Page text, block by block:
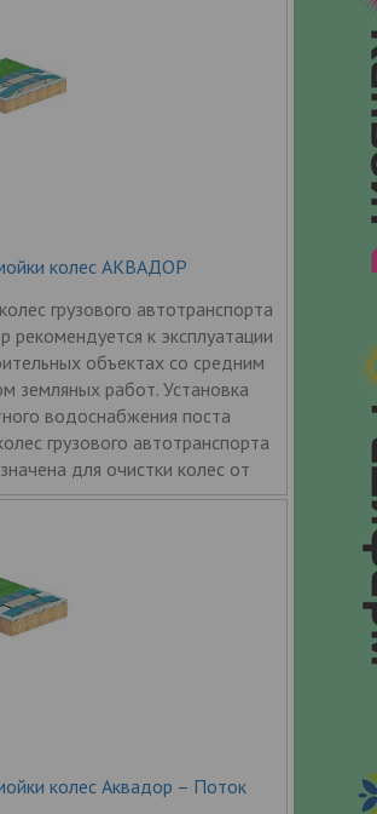
колес АКВАДОР
грузового автотранспорта
рекомендуется к эксплуатации
объектах со средним
земляных работ. Установка
водоснабжения поста
грузового автотранспорта
для очистки колес от
колес Аквадор – Поток